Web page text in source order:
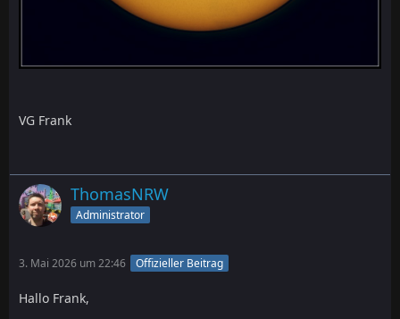
VG Frank
ThomasNRW
Administrator
3. Mai 2026 um 22:46 Offizieller Beitrag
Hallo Frank,